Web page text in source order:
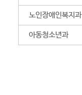
노인장애인복지과
아동청소년과